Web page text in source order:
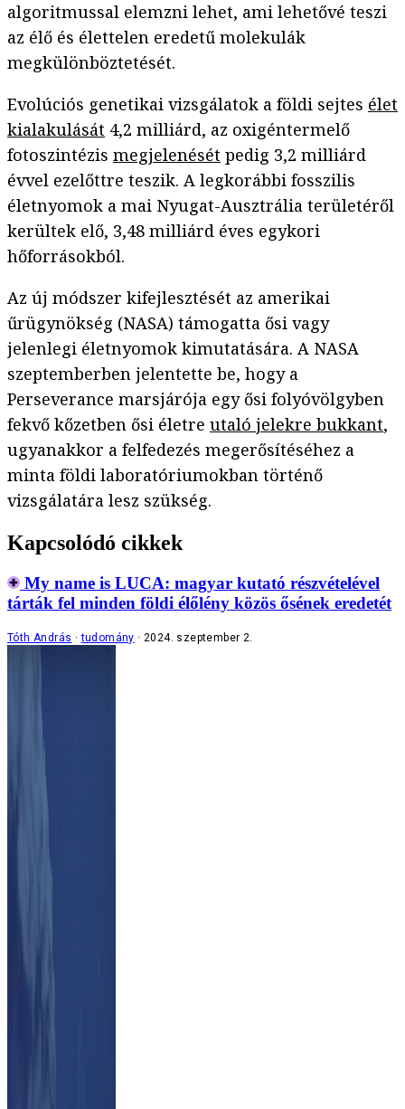
algoritmussal elemzni lehet, ami lehetővé teszi
az élő és élettelen eredetű molekulák
megkülönböztetését.
Evolúciós genetikai vizsgálatok a földi sejtes élet
kialakulását 4,2 milliárd, az oxigéntermelő
fotoszintézis megjelenését pedig 3,2 milliárd
évvel ezelőttre teszik. A legkorábbi fosszilis
életnyomok a mai Nyugat-Ausztrália területéről
kerültek elő, 3,48 milliárd éves egykori
hőforrásokból.
Az új módszer kifejlesztését az amerikai
űrügynökség (NASA) támogatta ősi vagy
jelenlegi életnyomok kimutatására. A NASA
szeptemberben jelentette be, hogy a
Perseverance marsjárója egy ősi folyóvölgyben
fekvő kőzetben ősi életre utaló jelekre bukkant,
ugyanakkor a felfedezés megerősítéséhez a
minta földi laboratóriumokban történő
vizsgálatára lesz szükség.
Kapcsolódó cikkek
My name is LUCA: magyar kutató részvételével
tárták fel minden földi élőlény közös ősének eredetét
Tóth András tudomány 2024. szeptember 2.